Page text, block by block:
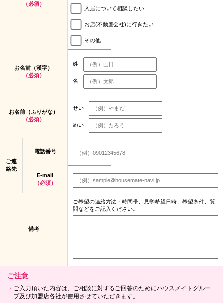
（必須）
入居について相談したい
お店(不動産会社)に行きたい
その他
お名前（漢字）
（必須）
姓
名
お名前（ふりがな）
（必須）
せい
めい
ご連
絡先
電話番号
E-mail
（必須）
備考
ご希望の連絡方法・時間帯、見学希望日時、希望条件、質
問などをご記入ください。
ご注意
ご入力頂いた内容は、ご相談に対するご回答のためにハウスメイトグルー
プ及び加盟店各社が使用させていただきます。